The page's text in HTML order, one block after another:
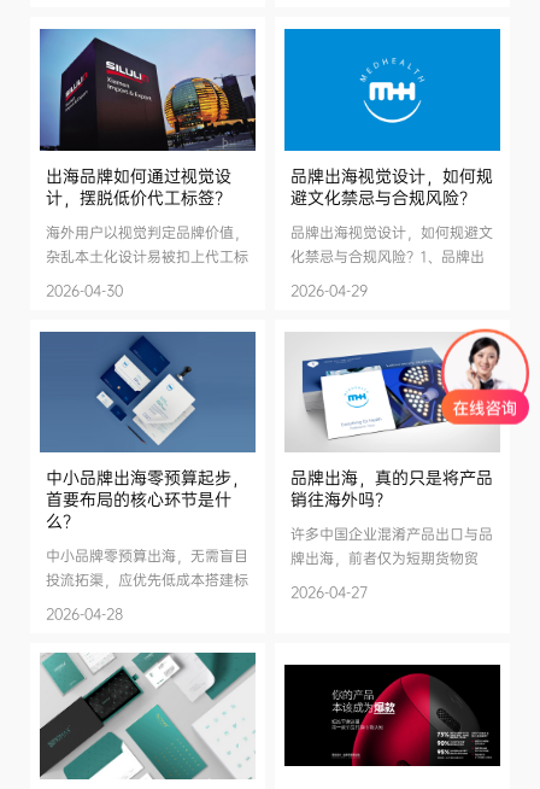
垒。
出海品牌如何通过视觉设
计，摆脱低价代工标签？
海外用户以视觉判定品牌价值，
杂乱本土化设计易被扣上代工标
签。出海品牌需适配海外极简审
觉规范，轻量化升级形象，破除
低价印象，打造品牌溢价。
2026-04-30
品牌出海视觉设计，如何规
避文化禁忌与合规风险？
品牌出海视觉设计，如何规避文
化禁忌与合规风险？1、品牌出
海，真的只是将产品销往海外
步，首要布局的核心环节是什
么？在前两篇文章中，我们明确
了品牌出海的核心本质，也敲定
了中小品牌...
2026-04-29
中小品牌出海零预算起步，
首要布局的核心环节是什
么？
中小品牌零预算出海，无需盲目
投流拓渠，应优先低成本搭建标
准化轻量化品牌视觉体系。其长
健出海的关键根基。
2026-04-28
品牌出海，真的只是将产品
销往海外吗？
许多中国企业混淆产品出口与品
牌出海，前者仅为短期货物贸
易、易陷入低价竞争；后者是价
2026-04-27